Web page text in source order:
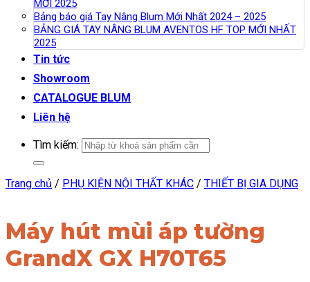
MỚI 2025
Bảng báo giá Tay Nâng Blum Mới Nhất 2024 – 2025
BẢNG GIÁ TAY NÂNG BLUM AVENTOS HF TOP MỚI NHẤT
2025
Tin tức
Showroom
CATALOGUE BLUM
Liên hệ
Tìm kiếm:
Trang chủ / PHỤ KIỆN NỘI THẤT KHÁC / THIẾT BỊ GIA DỤNG
Máy hút mùi áp tường
GrandX GX H70T65